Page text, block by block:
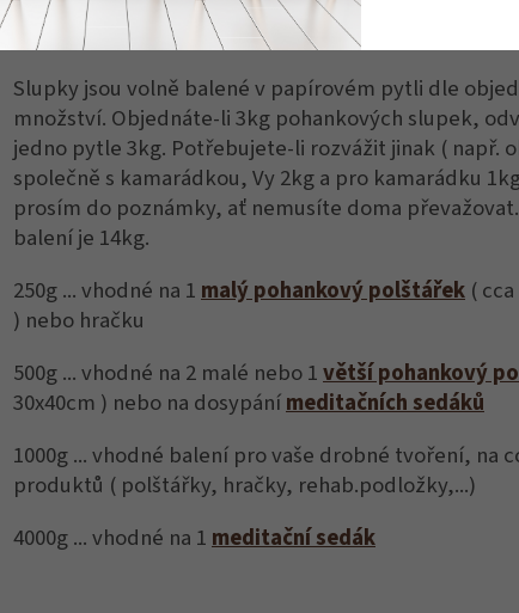
Jsou důkladně čištěné, z bioprodukce.
Slupky jsou volně balené v papírovém pytli dle
množství. Objednáte-li 3kg pohankových slupek,
jedno pytle 3kg. Potřebujete-li rozvážit jinak ( např.
společně s kamarádkou, Vy 2kg a pro kamarádku
prosím do poznámky, ať nemusíte doma
balení je 14kg.
250g ... vhodné na 1malý pohankový polštářek (
) nebo hračku
500g ... vhodné na 2 malé nebo 1větší pohankový
30x40cm ) nebo na dosypánímeditačních sedáků
1000g ... vhodné balení pro vaše drobné tvoření, na
produktů ( polštářky, hračky, rehab.podložky,...)
4000g ... vhodné na 1meditační sedák